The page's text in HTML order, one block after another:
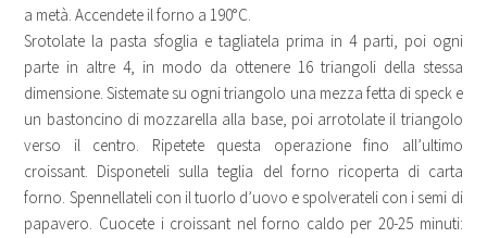
a metà. Accendete il forno a 190°C.
Srotolate la pasta sfoglia e tagliatela prima in 4 parti, poi ogni
parte in altre 4, in modo da ottenere 16 triangoli della stessa
dimensione. Sistemate su ogni triangolo una mezza fetta di speck e
un bastoncino di mozzarella alla base, poi arrotolate il triangolo
verso il centro. Ripetete questa operazione fino all’ultimo
croissant. Disponeteli sulla teglia del forno ricoperta di carta
forno. Spennellateli con il tuorlo d’uovo e spolverateli con i semi di
papavero. Cuocete i croissant nel forno caldo per 20-25 minuti: